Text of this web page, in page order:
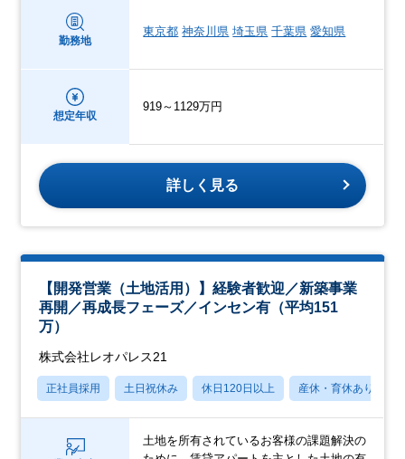
勤務地
東京都 神奈川県 埼玉県 千葉県 愛知県
想定年収
919～1129万円
詳しく見る
【開発営業（土地活用）】経験者歓迎／新築事業
再開／再成長フェーズ／インセン有（平均151
万）
株式会社レオパレス21
正社員採用 土日祝休み 休日120日以上 産休・育休あり
土地を所有されているお客様の課題解決の